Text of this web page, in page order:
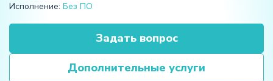
Исполнение: Без ПО
Задать вопрос
Дополнительные услуги